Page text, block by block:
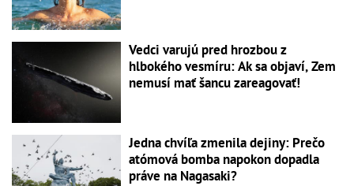
Vedci varujú pred hrozbou z
hlbokého vesmíru: Ak sa objaví, Zem
nemusí mať šancu zareagovať!
Jedna chvíľa zmenila dejiny: Prečo
atómová bomba napokon dopadla
práve na Nagasaki?